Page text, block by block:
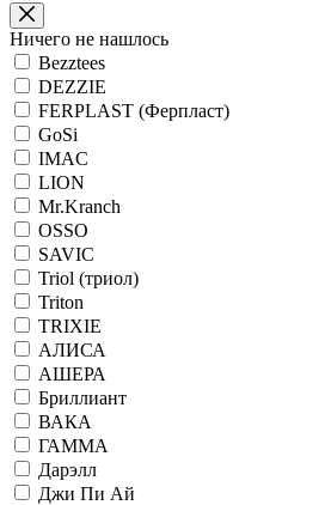
Ничего не нашлось
Bezztees
DEZZIE
FERPLAST (Ферпласт)
GoSi
IMAC
LION
Mr.Kranch
OSSO
SAVIC
Triol (триол)
Triton
TRIXIE
АЛИСА
АШЕРА
Бриллиант
ВАКА
ГАММА
Дарэлл
Джи Пи Ай